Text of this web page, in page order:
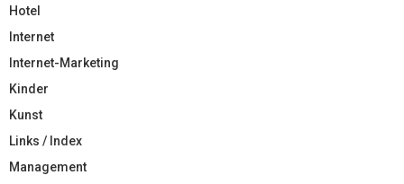
Hotel
Internet
Internet-Marketing
Kinder
Kunst
Links / Index
Management